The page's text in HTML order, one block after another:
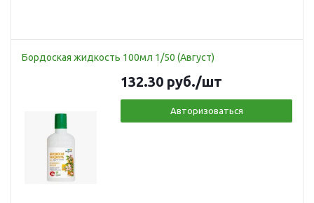
Бордоская жидкость 100мл 1/50 (Август)
132.30 руб./шт
Авторизоваться